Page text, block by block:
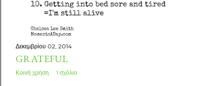
Δεκεμβρίου 02, 2014
GRATEFUL
Κοινή χρήση 1 σχόλιο